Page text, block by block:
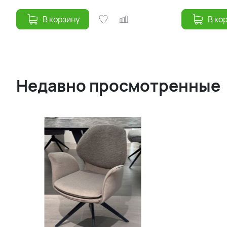
В корзину В
Недавно просмотренные